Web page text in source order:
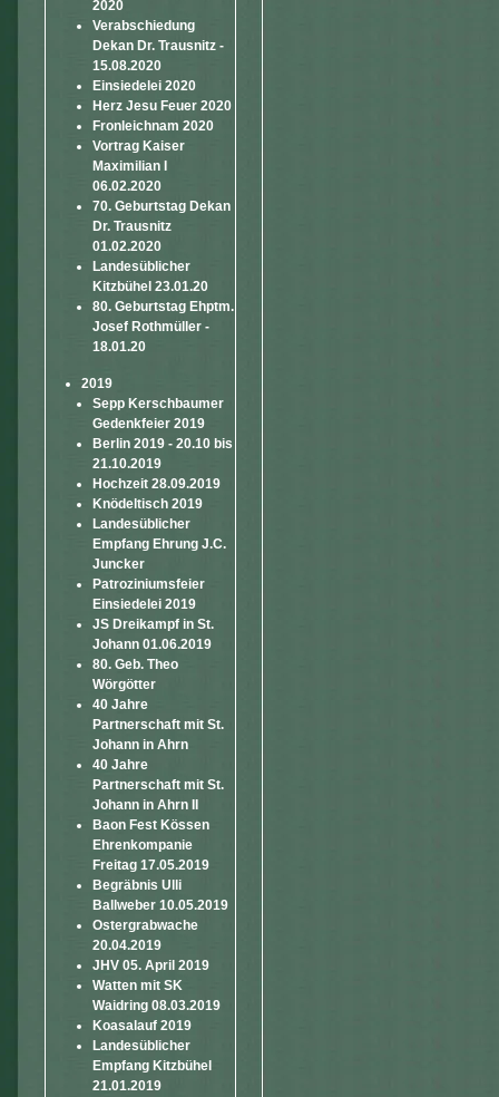
2020
Verabschiedung
Dekan Dr. Trausnitz -
15.08.2020
Einsiedelei 2020
Herz Jesu Feuer 2020
Fronleichnam 2020
Vortrag Kaiser
Maximilian I
06.02.2020
70. Geburtstag Dekan
Dr. Trausnitz
01.02.2020
Landesüblicher
Kitzbühel 23.01.20
80. Geburtstag Ehptm.
Josef Rothmüller -
18.01.20
2019
Sepp Kerschbaumer
Gedenkfeier 2019
Berlin 2019 - 20.10 bis
21.10.2019
Hochzeit 28.09.2019
Knödeltisch 2019
Landesüblicher
Empfang Ehrung J.C.
Juncker
Patroziniumsfeier
Einsiedelei 2019
JS Dreikampf in St.
Johann 01.06.2019
80. Geb. Theo
Wörgötter
40 Jahre
Partnerschaft mit St.
Johann in Ahrn
40 Jahre
Partnerschaft mit St.
Johann in Ahrn II
Baon Fest Kössen
Ehrenkompanie
Freitag 17.05.2019
Begräbnis Ulli
Ballweber 10.05.2019
Ostergrabwache
20.04.2019
JHV 05. April 2019
Watten mit SK
Waidring 08.03.2019
Koasalauf 2019
Landesüblicher
Empfang Kitzbühel
21.01.2019